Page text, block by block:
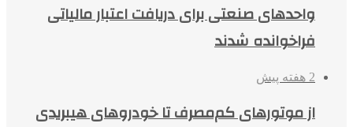
واحدهای صنعتی برای دریافت اعتبار مالیاتی
فراخوانده شدند
2 هفته پیش
از موتورهای کم‌مصرف تا خودروهای هیبریدی